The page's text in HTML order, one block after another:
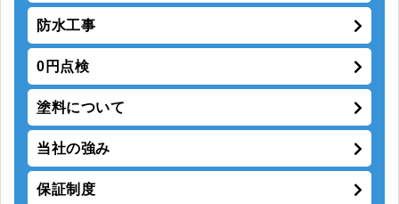
外壁塗装
屋根塗装
防水工事
0円点検